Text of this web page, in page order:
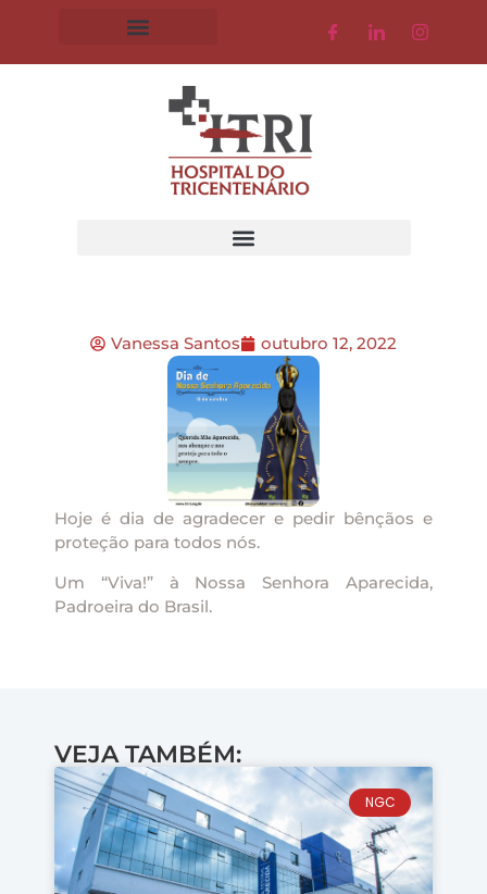
Vanessa Santos outubro 12, 2022
Hoje é dia de agradecer e pedir bênçãos e
proteção para todos nós.
Um “Viva!” à Nossa Senhora Aparecida,
Padroeira do Brasil.
VEJA TAMBÉM:
NGC